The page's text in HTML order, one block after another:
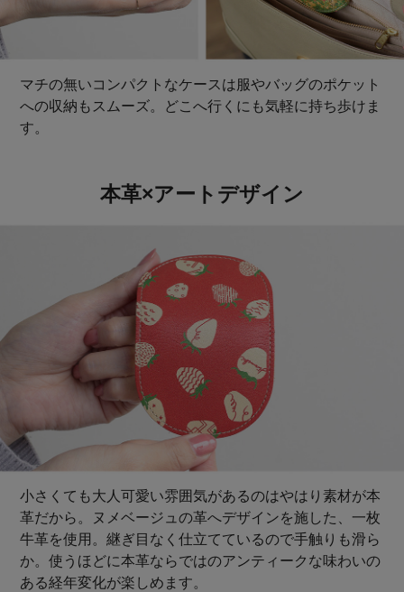
マチの無いコンパクトなケースは服やバッグのポケット
への収納もスムーズ。どこへ行くにも気軽に持ち歩けま
す。
本革×アートデザイン
小さくても大人可愛い雰囲気があるのはやはり素材が本
革だから。ヌメベージュの革へデザインを施した、一枚
牛革を使用。継ぎ目なく仕立てているので手触りも滑ら
か。使うほどに本革ならではのアンティークな味わいの
ある経年変化が楽しめます。